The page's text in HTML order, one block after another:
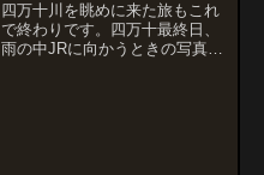
四万十川を眺めに来た旅もこれ
で終わりです。四万十最終日、
雨の中JRに向かうときの写真で